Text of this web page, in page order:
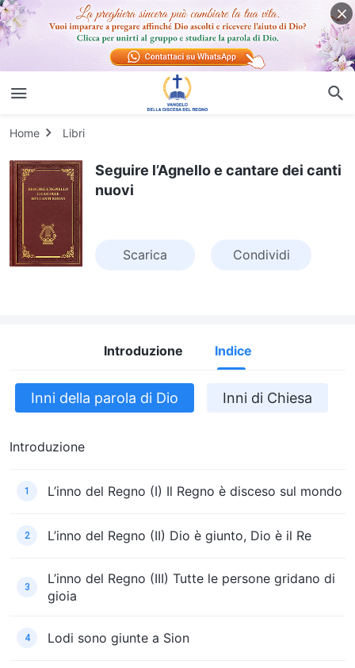
Home Libri
Seguire l’Agnello e cantare dei canti
nuovi
Scarica Condividi
Introduzione Indice
Inni della parola di Dio Inni di Chiesa
Introduzione
1 L’inno del Regno (I) Il Regno è disceso sul mondo
2 L’inno del Regno (II) Dio è giunto, Dio è il Re
3
L’inno del Regno (III) Tutte le persone gridano di
gioia
4 Lodi sono giunte a Sion